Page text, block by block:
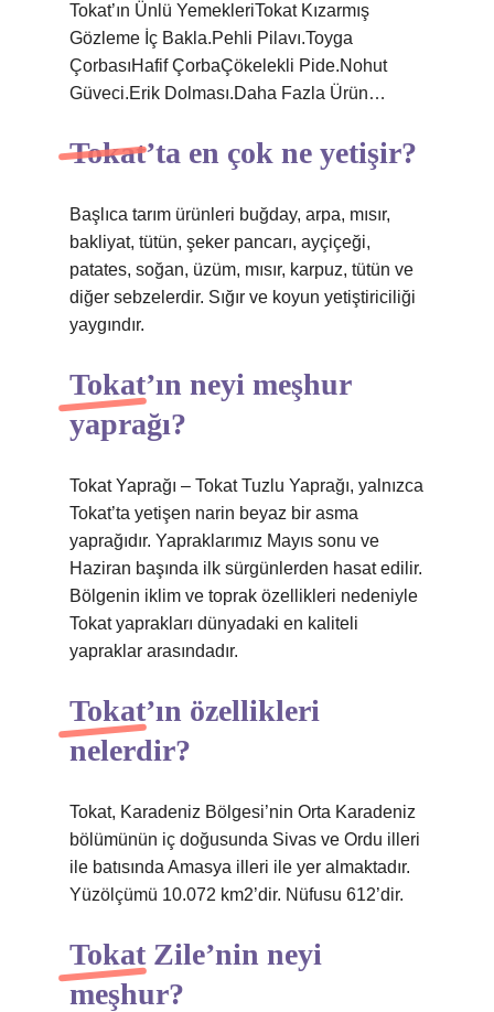
Tokat’ın Ünlü YemekleriTokat Kızarmış
Gözleme İç Bakla.Pehli Pilavı.Toyga
ÇorbasıHafif ÇorbaÇökelekli Pide.Nohut
Güveci.Erik Dolması.Daha Fazla Ürün…
Tokat’ta en çok ne yetişir?
Başlıca tarım ürünleri buğday, arpa, mısır,
bakliyat, tütün, şeker pancarı, ayçiçeği,
patates, soğan, üzüm, mısır, karpuz, tütün ve
diğer sebzelerdir. Sığır ve koyun yetiştiriciliği
yaygındır.
Tokat’ın neyi meşhur
yaprağı?
Tokat Yaprağı – Tokat Tuzlu Yaprağı, yalnızca
Tokat’ta yetişen narin beyaz bir asma
yaprağıdır. Yapraklarımız Mayıs sonu ve
Haziran başında ilk sürgünlerden hasat edilir.
Bölgenin iklim ve toprak özellikleri nedeniyle
Tokat yaprakları dünyadaki en kaliteli
yapraklar arasındadır.
Tokat’ın özellikleri
nelerdir?
Tokat, Karadeniz Bölgesi’nin Orta Karadeniz
bölümünün iç doğusunda Sivas ve Ordu illeri
ile batısında Amasya illeri ile yer almaktadır.
Yüzölçümü 10.072 km2’dir. Nüfusu 612’dir.
Tokat Zile’nin neyi
meşhur?